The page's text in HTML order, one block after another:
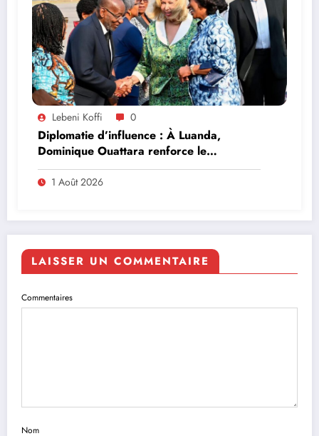
Lebeni Koffi 0
Diplomatie d’influence : À Luanda,
Dominique Ouattara renforce le
leadership solidaire de la Côte d’Ivoire en
Afrique
1 Août 2026
LAISSER UN COMMENTAIRE
Commentaires
Nom